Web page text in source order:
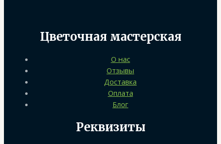
Цветочная мастерская
О нас
Отзывы
Доставка
Оплата
Блог
Реквизиты